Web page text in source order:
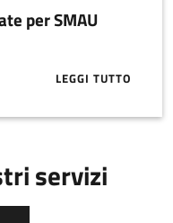
per SMAU
LEGGI TUTTO
ABOUT
servizi